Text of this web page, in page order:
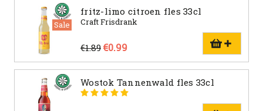
Sale
fritz-limo citroen fles 33cl
Craft Frisdrank
€1.89 €0.99
Wostok Tannenwald fles 33cl